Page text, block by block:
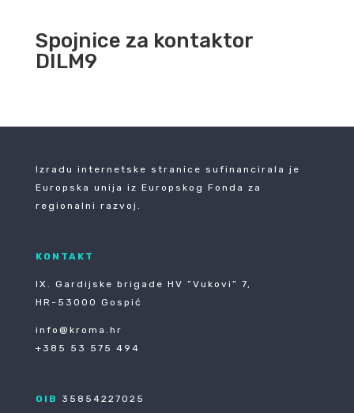
Spojnice za kontaktor
DILM9
Izradu internetske stranice sufinancirala je
Europska unija iz Europskog Fonda za
regionalni razvoj.
KONTAKT
IX. Gardijske brigade HV ”Vukovi” 7,
HR-53000 Gospić
info@kroma.hr
+385 53 575 494
OIB 35854227025